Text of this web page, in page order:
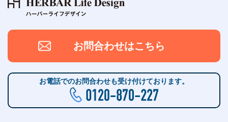
お問合わせはこちら
お電話でのお問合わせも受け付けております。